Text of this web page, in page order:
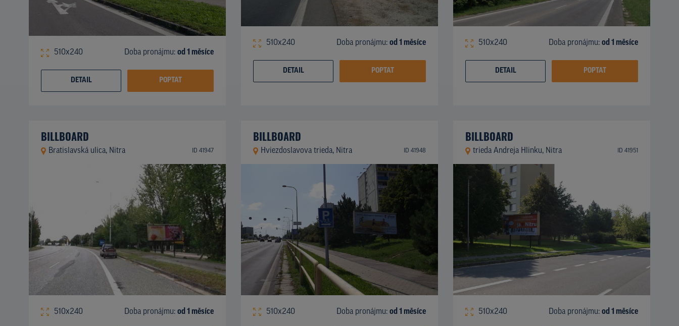
510x240 Doba pronájmu: od 1 měsíce
DETAIL POPTAT
510x240 Doba pronájmu: od 1 měsíce
DETAIL POPTAT
510x240 Doba pronájmu: od 1 měsíce
DETAIL POPTAT
BILLBOARD
Bratislavská ulica, Nitra ID 41947
510x240 Doba pronájmu: od 1 měsíce
BILLBOARD
Hviezdoslavova trieda, Nitra ID 41948
510x240 Doba pronájmu: od 1 měsíce
BILLBOARD
trieda Andreja Hlinku, Nitra ID 41951
510x240 Doba pronájmu: od 1 měsíce